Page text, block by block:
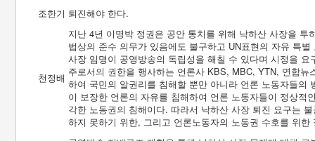
조한기 퇴진해야 한다.
천정배
지난 4년 이명박 정권은 공안 통치를 위해 낙하산 사장을
법상의 준수 의무가 있음에도 불구하고 UN표현의 자유 특
사장 임명이 공영방송의 독립성을 해칠 수 있다며 시정을
주로서의 권한을 행사하는 언론사 KBS, MBC, YTN, 연합
하여 국민의 알권리를 침해할 뿐만 아니라 언론 노동자들
이 보장한 언론의 자유를 침해하여 언론 노동자들이 정상
각한 노동권의 침해이다. 따라서 낙하산 사장 퇴진 요구는
하지 못하기 위한, 그리고 언론노동자의 노동권 수호를 위한